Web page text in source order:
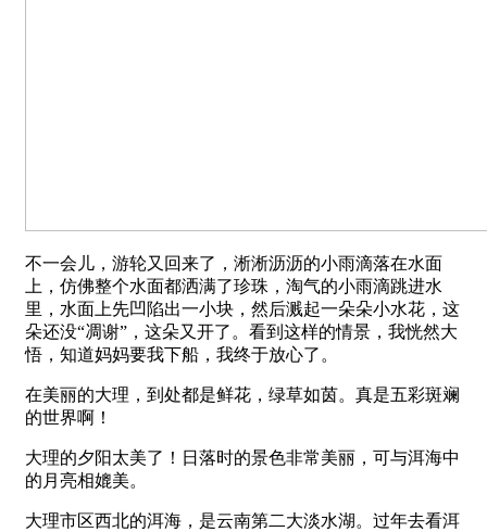
不一会儿，游轮又回来了，淅淅沥沥的小雨滴落在水面
上，仿佛整个水面都洒满了珍珠，淘气的小雨滴跳进水
里，水面上先凹陷出一小块，然后溅起一朵朵小水花，这
朵还没“凋谢”，这朵又开了。看到这样的情景，我恍然大
悟，知道妈妈要我下船，我终于放心了。
在美丽的大理，到处都是鲜花，绿草如茵。真是五彩斑斓
的世界啊！
大理的夕阳太美了！日落时的景色非常美丽，可与洱海中
的月亮相媲美。
大理市区西北的洱海，是云南第二大淡水湖。过年去看洱